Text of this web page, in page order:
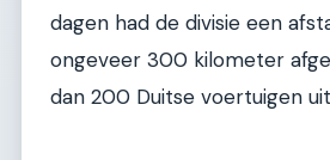
dagen had de divisie een
ongeveer 300 kilometer
dan 200 Duitse voertuigen